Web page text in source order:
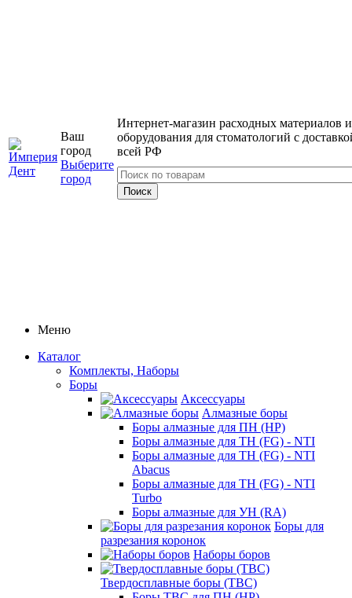
Ваш
город
Выберите
город
Интернет-магазин расходных материалов и
оборудования для стоматологий с
всей РФ
Меню
Каталог
Комплекты, Наборы
Боры
Аксессуары
Алмазные боры
Боры алмазные для ПН (HP)
Боры алмазные для ТН (FG) - NTI
Боры алмазные для ТН (FG) - NTI
Abacus
Боры алмазные для ТН (FG) - NTI
Turbo
Боры алмазные для УН (RA)
Боры для
разрезания коронок
Наборы боров
Твердосплавные боры (ТВС)